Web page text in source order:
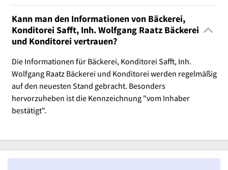
Kann man den Informationen von Bäckerei,
Konditorei Safft, Inh. Wolfgang Raatz Bäckerei
und Konditorei vertrauen?
Die Informationen für Bäckerei, Konditorei Safft, Inh.
Wolfgang Raatz Bäckerei und Konditorei werden regelmäßig
auf den neuesten Stand gebracht. Besonders
hervorzuheben ist die Kennzeichnung "vom Inhaber
bestätigt".